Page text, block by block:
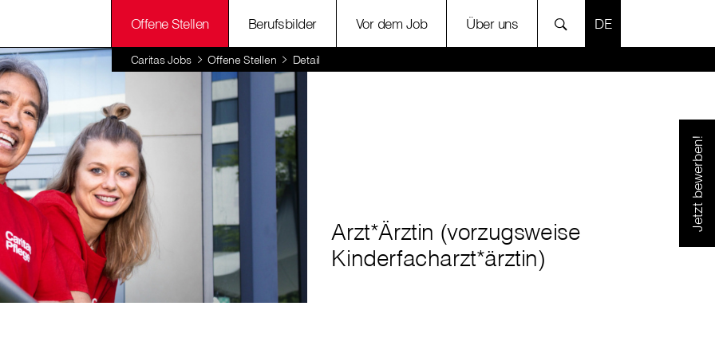
Offene Stellen Berufsbilder Vor dem Job Über uns SPRACHE
Caritas Jobs Offene Stellen Detail
Jetzt bewerben!
Arzt*Ärztin (vorzugsweise
Kinderfacharzt*ärztin)